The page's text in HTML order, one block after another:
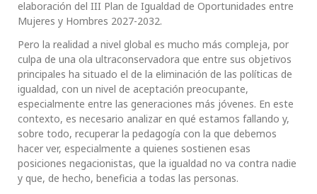
elaboración del III Plan de Igualdad de Oportunidades entre
Mujeres y Hombres 2027-2032.
Pero la realidad a nivel global es mucho más compleja, por
culpa de una ola ultraconservadora que entre sus objetivos
principales ha situado el de la eliminación de las políticas de
igualdad, con un nivel de aceptación preocupante,
especialmente entre las generaciones más jóvenes. En este
contexto, es necesario analizar en qué estamos fallando y,
sobre todo, recuperar la pedagogía con la que debemos
hacer ver, especialmente a quienes sostienen esas
posiciones negacionistas, que la igualdad no va contra nadie
y que, de hecho, beneficia a todas las personas.